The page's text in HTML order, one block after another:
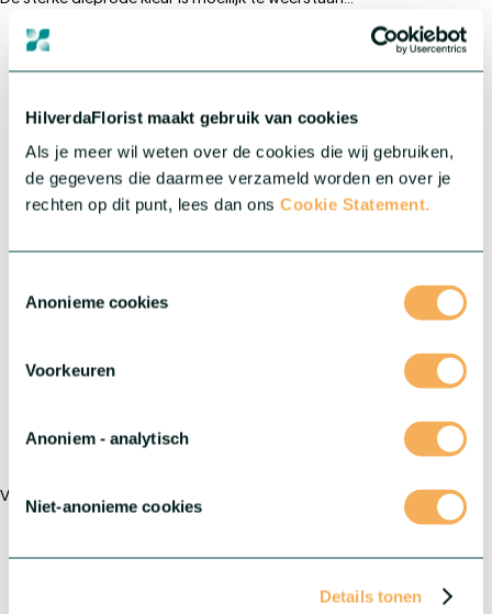
HilverdaFlorist maakt gebruik van cookies
Als je meer wil weten over de cookies die wij gebruiken,
de gegevens die daarmee verzameld worden en over je
rechten op dit punt, lees dan ons Cookie Statement.
Anonieme cookies
Voorkeuren
Anoniem - analytisch
Niet-anonieme cookies
Details tonen
Gewas:
Voor wie op zoek is naar iets buitengewoons
Serie:MOOODZ®